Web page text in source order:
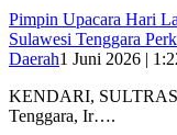
Pimpin Upacara Hari
Sulawesi Tenggara
Daerah1 Juni 2026 |
KENDARI,
Tenggara, Ir….